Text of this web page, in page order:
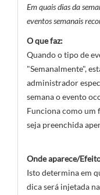
Em quais dias da
eventos semanais
O que faz:
Quando o tipo de
"Semanalmente",
administrador
semana o evento
Funciona como um
seja preenchida
Onde aparece/
Isto determina em
dica será injetada